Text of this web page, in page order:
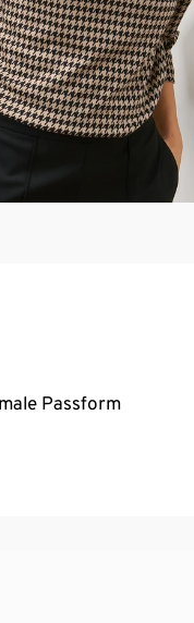
Passform
hoher Tragekomfort